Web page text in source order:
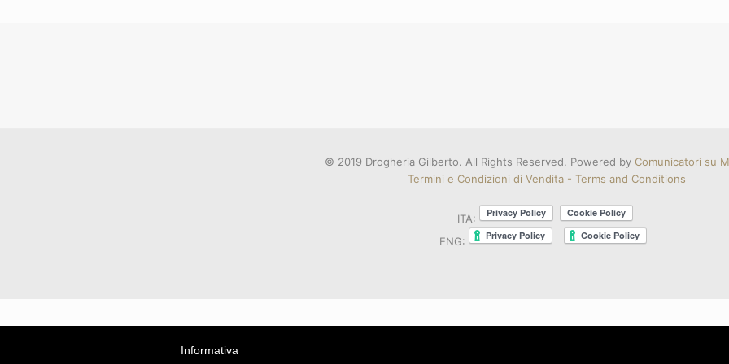
© 2019 Drogheria Gilberto. All Rights Reserved. Powered by Comunicatori su
Termini e Condizioni di Vendita - Terms and Conditions
ITA:
ENG:
Informativa